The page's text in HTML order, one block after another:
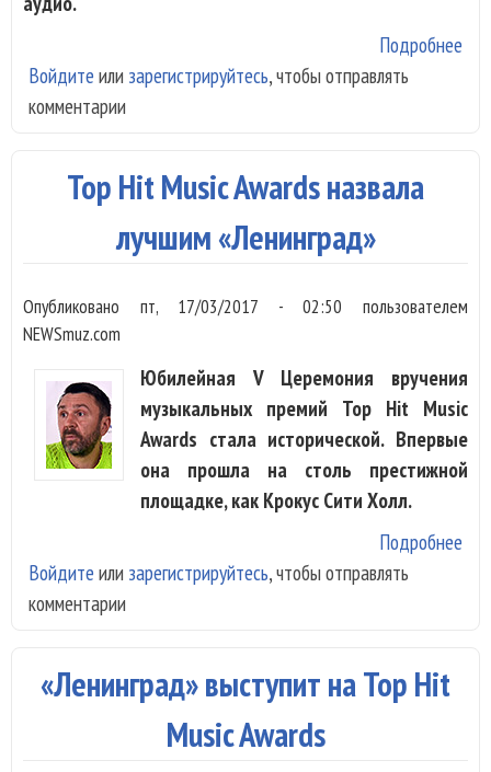
Подробнее
Войдите или зарегистрируйтесь, чтобы отправлять
комментарии
Top Hit Music Awards назвала
лучшим «Ленинград»
Опубликовано пт, 17/03/2017 - 02:50 пользователем
NEWSmuz.com
Юбилейная V Церемония вручения
музыкальных премий Top Hit Music
Awards стала исторической. Впервые
она прошла на столь престижной
площадке, как Крокус Сити Холл.
Подробнее
Войдите или зарегистрируйтесь, чтобы отправлять
комментарии
«Ленинград» выступит на Top Hit
Music Awards